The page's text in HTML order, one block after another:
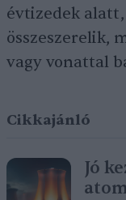
évtizedek
összeszerelik,
vagy vonattal
Cikkajánló
Jó